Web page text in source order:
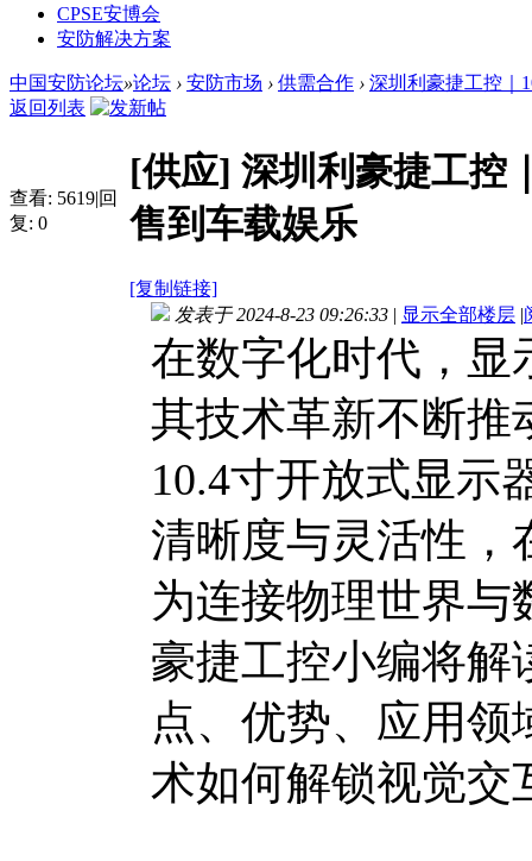
CPSE安博会
安防解决方案
中国安防论坛»论坛 › 安防市场 › 供需合作 › 深圳利豪捷工控｜
返回列表
查看: 5619|回
复: 0
[供应] 深圳利豪捷工控
售到车载娱乐
[复制链接]
发表于 2024-8-23 09:26:33 | 显示全部楼层 |
在数字化时代，显
其技术革新不断推
10.4寸开放式显示
清晰度与灵活性，
为连接物理世界与
豪捷工控小编将解
点、优势、应用
术如何解锁视觉交